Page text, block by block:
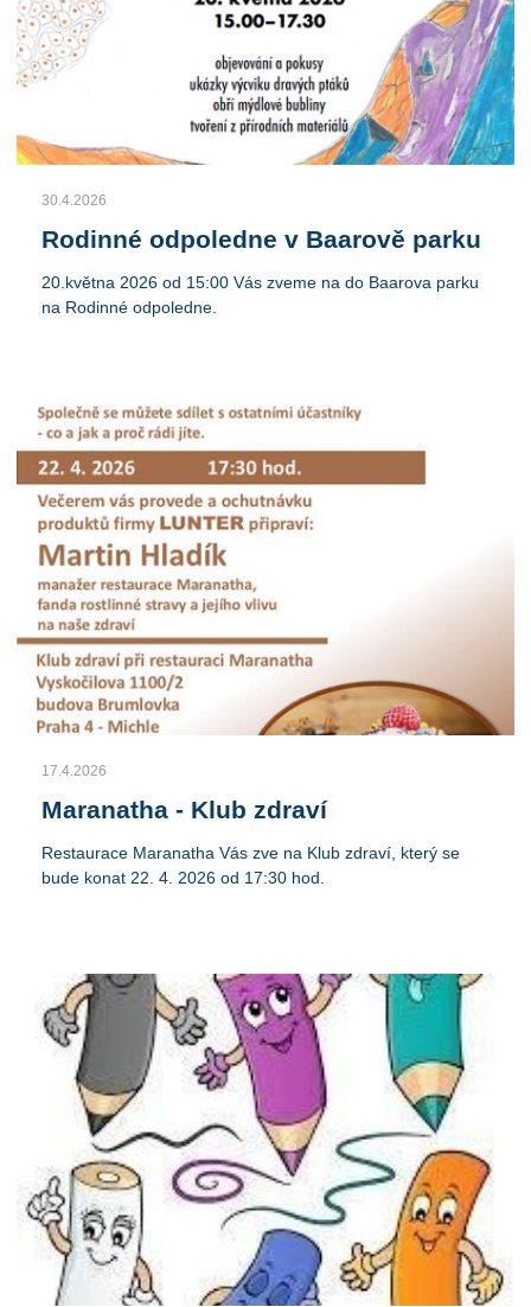
30.4.2026
Rodinné odpoledne v Baarově parku
20.května 2026 od 15:00 Vás zveme na do Baarova parku
na Rodinné odpoledne.
17.4.2026
Maranatha - Klub zdraví
Restaurace Maranatha Vás zve na Klub zdraví, který se
bude konat 22. 4. 2026 od 17:30 hod.